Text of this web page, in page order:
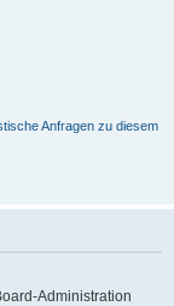
Anfragen zu diesem
Administration